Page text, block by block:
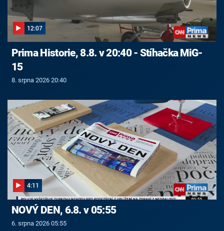
12:07
Prima Historie, 8.8. v 20:40 - Stíhačka MiG-
15
8. srpna 2026 20:40
4:11
NOVÝ DEN, 6.8. v 05:55
6. srpna 2026 05:55